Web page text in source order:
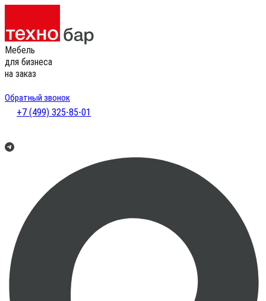
Мебель
для бизнеса
на заказ
Обратный звонок
+7 (499) 325-85-01